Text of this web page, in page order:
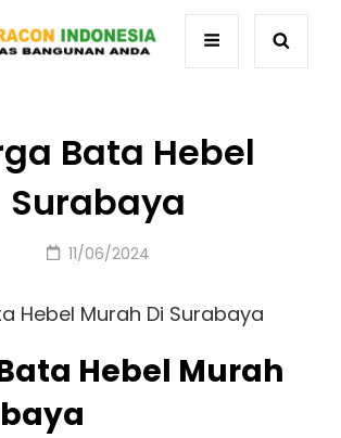
Bata Hebel
Surabaya
Posted
11/06/2024
Hebel Murah